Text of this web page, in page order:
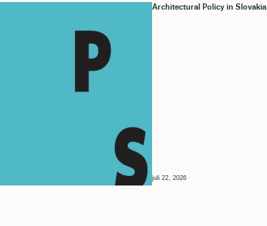
Architectural Policy in Slovakia
juli 22, 2026